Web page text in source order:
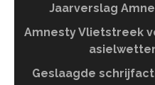
Jaarverslag
Amnesty Vlietstreek
Geslaagde